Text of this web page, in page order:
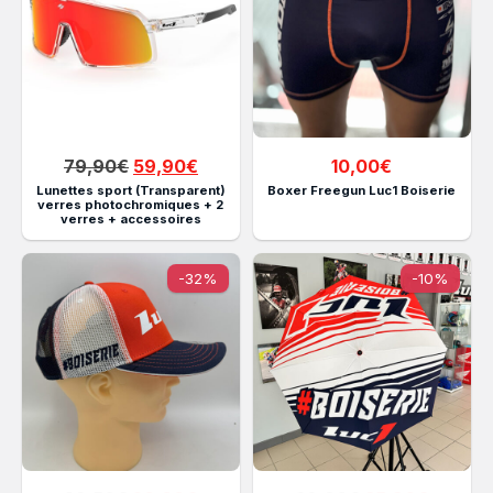
79,90€ Le
prix
initial
79,90€.
59,90€Le
prix
actuel
59,90€.
Lunettes sport (Transparent)
verres photochromiques + 2
verres + accessoires
10,00€
Boxer Freegun Luc1 Boiserie
-32% -10%